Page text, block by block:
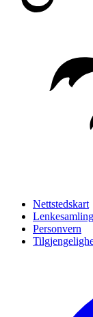
Nettstedskart
Lenkesamling
Personvern